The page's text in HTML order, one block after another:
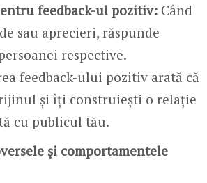
feedback-ul pozitiv: Când
sau aprecieri, răspunde
respective.
feedback-ului pozitiv arată că
și îți construiești o relație
cu publicul tău.
și comportamentele